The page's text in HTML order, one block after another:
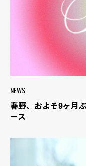
NEWS
春野、およそ9ヶ月
ース